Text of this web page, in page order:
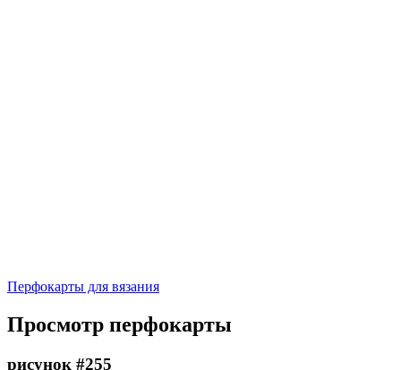
Перфокарты для вязания
Просмотр перфокарты
рисунок #255